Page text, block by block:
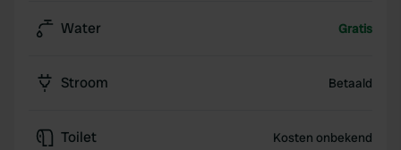
Water Gratis
Stroom Betaald
Toilet Kosten onbekend